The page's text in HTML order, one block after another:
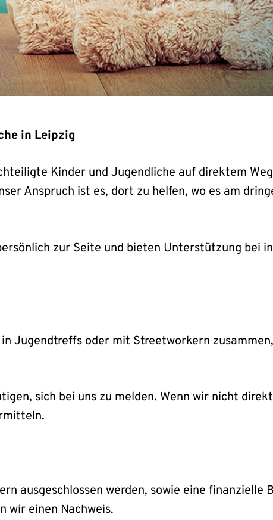
in Leipzig
Kinder und Jugendliche auf direktem
Anspruch ist es, dort zu helfen, wo es am
zur Seite und bieten Unterstützung bei
Jugendtreffs oder mit Streetworkern
sich bei uns zu melden. Wenn wir nicht
ausgeschlossen werden, sowie eine finanzielle
wir einen Nachweis.